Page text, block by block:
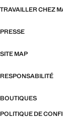
TRAVAILLER CHEZ
PRESSE
SITE MAP
RESPONSABILITÉ
BOUTIQUES
POLITIQUE DE